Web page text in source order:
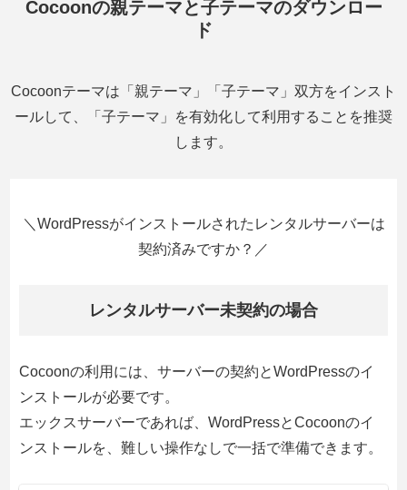
Cocoonの親テーマと子テーマのダウンロー
ド
Cocoonテーマは「親テーマ」「子テーマ」双方をインスト
ールして、「子テーマ」を有効化して利用することを推奨
します。
＼WordPressがインストールされたレンタルサーバーは
契約済みですか？／
レンタルサーバー未契約の場合
Cocoonの利用には、サーバーの契約とWordPressのイ
ンストールが必要です。
エックスサーバーであれば、WordPressとCocoonのイ
ンストールを、難しい操作なしで一括で準備できます。